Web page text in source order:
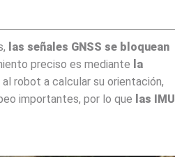
las señales GNSS se bloquean
preciso es mediante la
robot a calcular su orientación,
importantes, por lo que las IMU